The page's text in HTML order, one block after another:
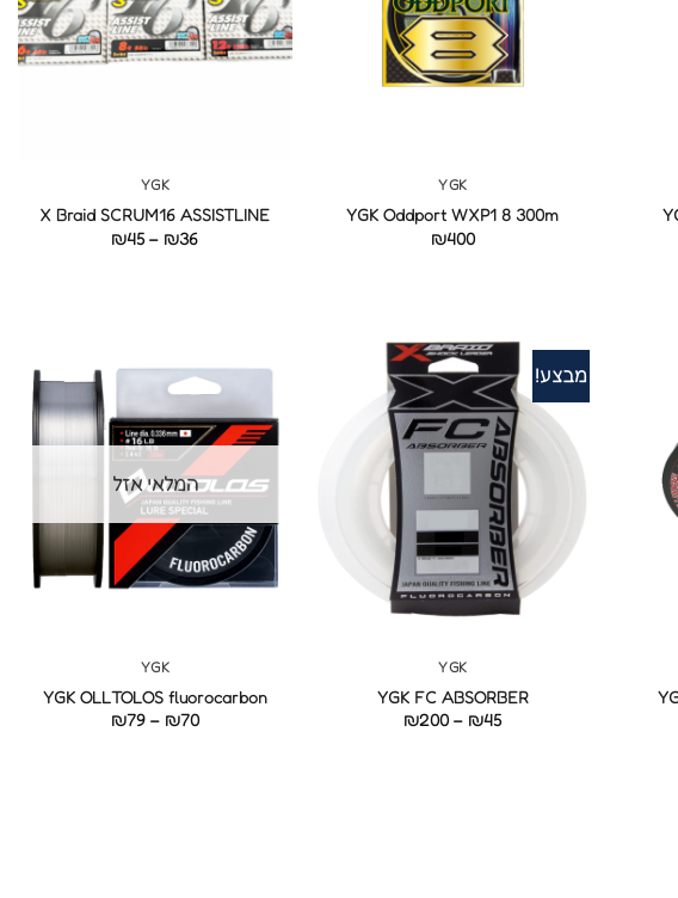
YGK
YGK Oddport WXP1 8 300m
₪400
YGK
X Braid SCRUM16 ASSISTLINE
₪36
–
₪45
טווח
מבצע!
YGK
YGK FC ABSORBER
₪45
–
₪200
טווח
המלאי אזל
YGK
YGK OLLTOLOS fluorocarbon
₪70
–
₪79